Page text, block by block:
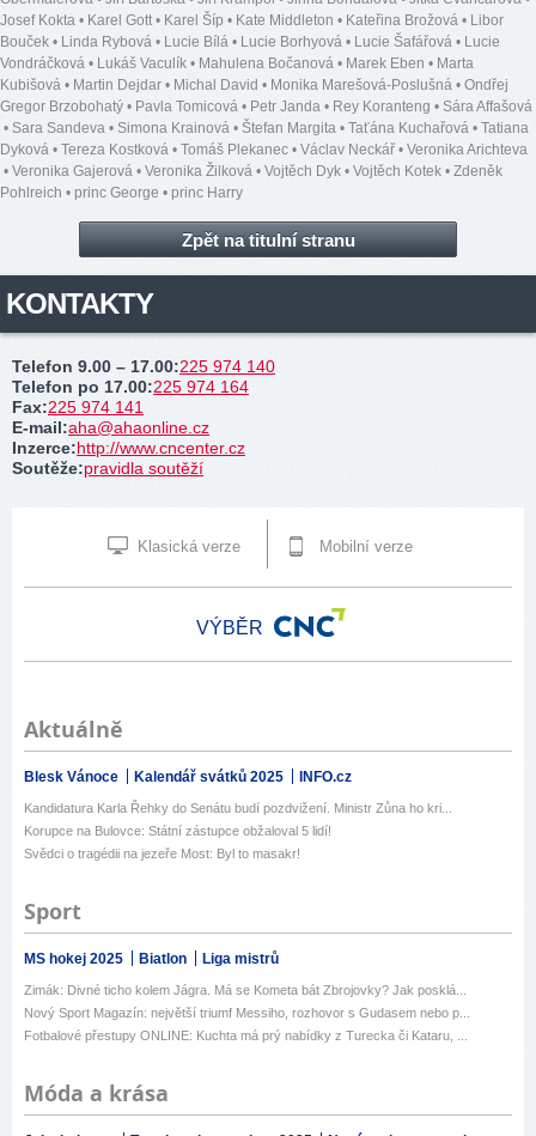
Josef Kokta • Karel Gott• Karel Šíp • Kate Middleton • Kateřina Brožová • Libor
Bouček • Linda Rybová • Lucie Bílá • Lucie Borhyová • Lucie Šafářová • Lucie
Vondráčková • Lukáš Vaculík • Mahulena Bočanová • Marek Eben • Marta
Kubišová • Martin Dejdar • Michal David • Monika Marešová-Poslušná • Ondřej
Gregor Brzobohatý • Pavla Tomicová • Petr Janda • Rey Koranteng • Sára Affašová
• Sara Sandeva • Simona Krainová • Štefan Margita • Taťána Kuchařová • Tatiana
Dyková • Tereza Kostková • Tomáš Plekanec • Václav Neckář • Veronika Arichteva
• Veronika Gajerová • Veronika Žilková • Vojtěch Dyk • Vojtěch Kotek • Zdeněk
Pohlreich • princ George • princ Harry
Zpět na titulní stranu
KONTAKTY
Telefon 9.00 – 17.00:225 974 140
Telefon po 17.00:225 974 164
Fax:225 974 141
E-mail:aha@ahaonline.cz
Inzerce:http://www.cncenter.cz
Soutěže:pravidla soutěží
Klasická verze Mobilní verze
VÝBĚR
Aktuálně
Blesk Vánoce Kalendář svátků 2025 INFO.cz
Kandidatura Karla Řehky do Senátu budí pozdvižení. Ministr Zůna ho kri...
Korupce na Bulovce: Státní zástupce obžaloval 5 lidí!
Svědci o tragédii na jezeře Most: Byl to masakr!
Sport
MS hokej 2025 Biatlon Liga mistrů
Zimák: Divné ticho kolem Jágra. Má se Kometa bát Zbrojovky? Jak posklá...
Nový Sport Magazín: největší triumf Messiho, rozhovor s Gudasem nebo p...
Fotbalové přestupy ONLINE: Kuchta má prý nabídky z Turecka či Kataru, ...
Móda a krása